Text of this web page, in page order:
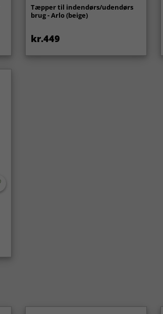
Tæpper til indendørs/udendørs
brug - Arlo (beige)
kr.449